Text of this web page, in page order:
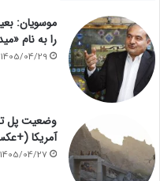
موسویان:
را به نام
1405/04/29
وضعیت پل
آمریکا
1405/04/27